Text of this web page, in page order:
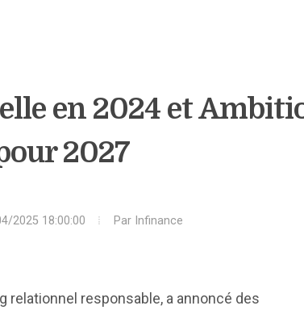
en 2024 et
2027
2025 18:00:00 Par Infinance
relationnel responsable, a annoncé des